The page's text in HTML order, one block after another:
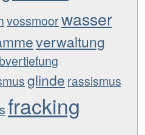
vossmoorwasser
verwaltung
glinde rassismus
fracking